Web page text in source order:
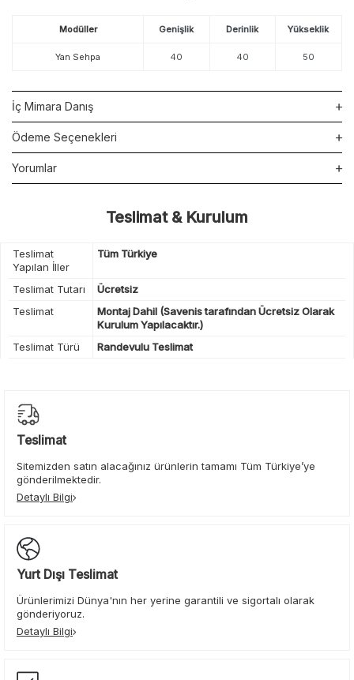
Modüller Genişlik Derinlik Yükseklik
Yan Sehpa 40 40 50
İç Mimara Danış
Ödeme Seçenekleri
Yorumlar
Teslimat & Kurulum
Teslimat
Yapılan İller
Tüm Türkiye
Teslimat Tutarı
Ücretsiz
Teslimat
Montaj Dahil (Savenis tarafından Ücretsiz Olarak
Kurulum Yapılacaktır.)
Teslimat Türü
Randevulu Teslimat
Teslimat
Sitemizden satın alacağınız ürünlerin tamamı Tüm Türkiye’ye
gönderilmektedir.
Detaylı Bilgi
Yurt Dışı Teslimat
Ürünlerimizi Dünya'nın her yerine garantili ve sigortalı olarak
gönderiyoruz.
Detaylı Bilgi